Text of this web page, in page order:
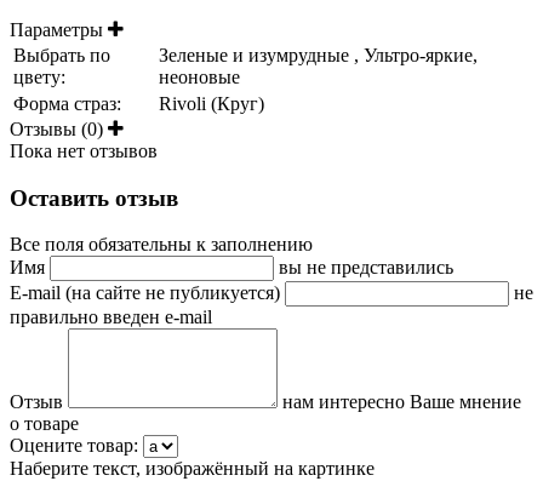
Параметры
Выбрать по
цвету:
Зеленые и изумрудные , Ультро-яркие,
неоновые
Форма страз:
Rivoli (Круг)
Отзывы (0)
Пока нет отзывов
Оставить отзыв
Все поля обязательны к заполнению
Имя
вы не представились
E-mail (на сайте не публикуется)
не
правильно введен e-mail
Отзыв
нам интересно Ваше мнение
о товаре
Оцените товар:
Наберите текст, изображённый на картинке